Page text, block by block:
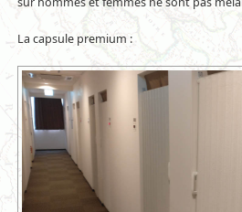
La capsule premium :